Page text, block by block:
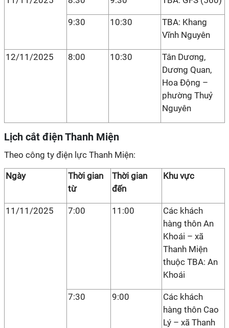
9:30 10:30
TBA: Khang
Vĩnh Nguyên
12/11/2025 8:00 10:30
Tân Dương,
Dương Quan,
Hoa Động –
phường Thuỷ
Nguyên
Lịch cắt điện Thanh Miện
Theo công ty điện lực Thanh Miện:
Ngày
Thời gian
từ
Thời gian
đến
Khu vực
11/11/2025 7:00 11:00
Các khách
hàng thôn An
Khoái – xã
Thanh Miện
thuộc TBA: An
Khoái
7:30 9:00
Các khách
hàng thôn Cao
Lý – xã Thanh